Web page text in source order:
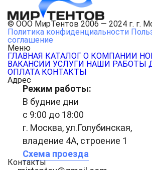
© ООО МирТентов 2006 — 2024 г. г.
Политика конфиденциальности
соглашение
Меню
ГЛАВНАЯ КАТАЛОГ О КОМПАНИИ
ВАКАНСИИ УСЛУГИ НАШИ РАБОТЫ
ОПЛАТА КОНТАКТЫ
Адрес
Режим работы:
В будние дни
с 9:00 до 18:00
г. Москва, ул.Голубинская,
владение 4А, строение 1
Схема проезда
Контакты